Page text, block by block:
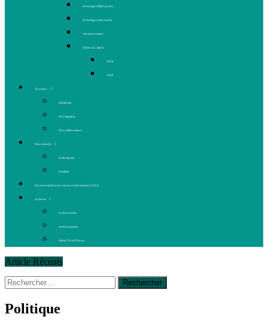
Hommage à Élie Laroche
Hommage à Jean Laurin
10e anniversaire
Cahiers du Japon
2004
2005
À propos
Échéancier
Nos stagiaires
Nos collaborateurs
Nous joindre
Notre équipe
Publicité
Devenez membre de votre journal et assistez à l’AGA
Archives
Archives Web
Archives papier
Cahier Vivez Prévost
Article Récents
14 octobre 2015
La course de boîtes à savon du club
Le rendez-vous des bolides
30 juin 2015
Rechercher :
Politique